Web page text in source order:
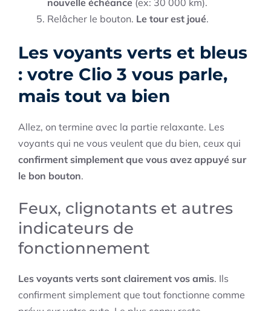
nouvelle échéance (ex: 30 000 km).
Relâcher le bouton. Le tour est joué.
Les voyants verts et bleus
: votre Clio 3 vous parle,
mais tout va bien
Allez, on termine avec la partie relaxante. Les
voyants qui ne vous veulent que du bien, ceux qui
confirment simplement que vous avez appuyé sur
le bon bouton.
Feux, clignotants et autres
indicateurs de
fonctionnement
Les voyants verts sont clairement vos amis. Ils
confirment simplement que tout fonctionne comme